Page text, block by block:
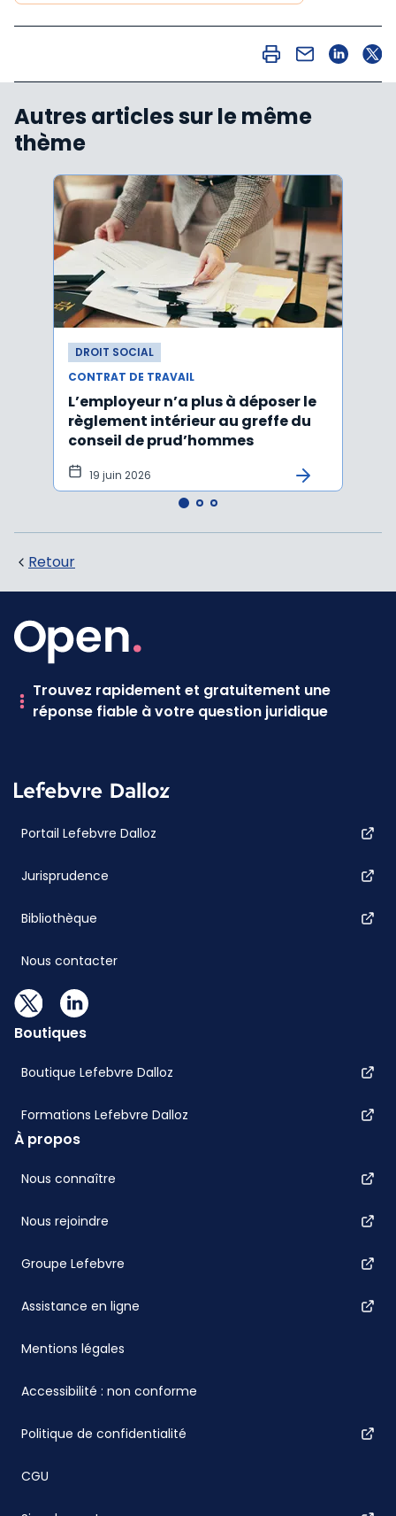
Autres articles sur le même
thème
DROIT SOCIAL
CONTRAT DE TRAVAIL
L’employeur n’a plus à déposer le
règlement intérieur au greffe du
conseil de prud’hommes
19 juin 2026
Retour
Trouvez rapidement et gratuitement une
réponse fiable à votre question juridique
Portail Lefebvre Dalloz
Jurisprudence
Bibliothèque
Nous contacter
Boutiques
Boutique Lefebvre Dalloz
Formations Lefebvre Dalloz
À propos
Nous connaître
Nous rejoindre
Groupe Lefebvre
Assistance en ligne
Mentions légales
Accessibilité : non conforme
Politique de confidentialité
CGU